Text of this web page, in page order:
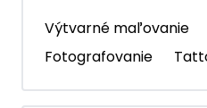
Výtvarné maľovanie
Fotografovanie